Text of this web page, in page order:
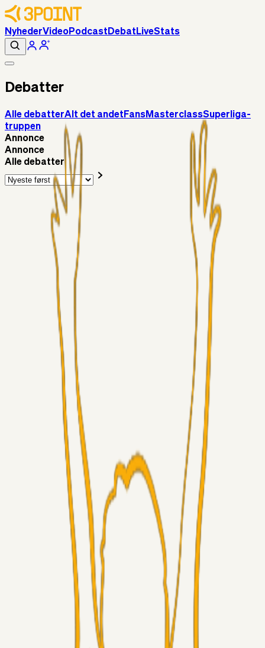
NyhederVideoPodcast Debat LiveStats
Debatter
Alle debatterAlt det andet FansMasterclassSuperliga-
truppen
Annonce
Annonce
Alle debatter
Alt det andet
RasmusStephansen
Brøndby´s Nye Hold – Oprustningen Er Markant……!
Superliga-truppen
Sorteslyngel
07. aug. 2026
Så gælder det Horsens
Alt det andet
3Point_Udviklere
3Point hjemmeside opdateringer - August
Chrisdinho88
06. aug. 2026
Horsens - Brøndby billet
Alt det andet
Chrisdinho88 05. aug. 2026
Bange anelser
Superliga-truppen
05. aug. 2026
Kommer Jobbe hjem?
05. aug. 2026
Brøndby-TV og u-19
04. aug. 2026
5. Forudsigelser op til Horsens kampen.
RasmusStephansen04. aug. 2026
Nørgaards Lever Hug, Skaktræk Mod En Utålmodig
RasmusStephansen 04. aug. 2026